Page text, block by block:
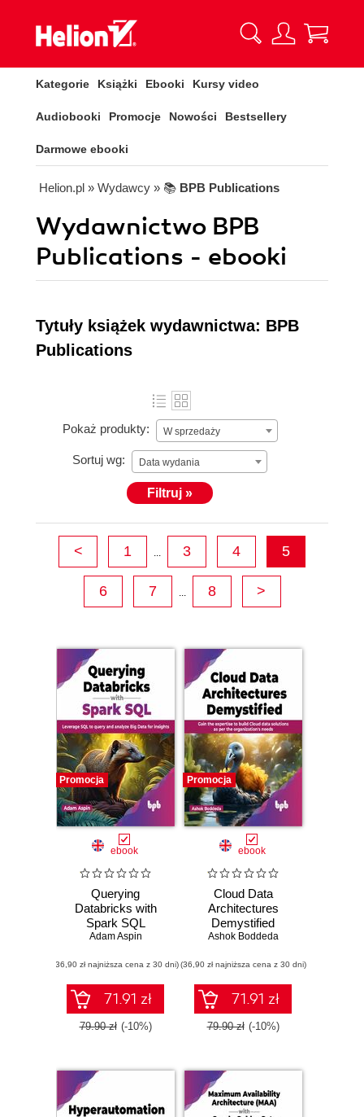
Kategorie Książki Ebooki Kursy video
Audiobooki Promocje Nowości Bestsellery
Darmowe ebooki
Helion.pl » Wydawcy » 📚 BPB Publications
Wydawnictwo BPB
Publications - ebooki
Tytuły książek wydawnictwa: BPB
Publications
Pokaż produkty: W sprzedaży
Sortuj wg: Data wydania
Filtruj »
< 1 ... 3 4 5
6 7 ... 8 >
Promocja
ebook
Querying
Databricks with
Spark SQL
Adam Aspin
(36,90 zł najniższa cena z 30 dni)
71.91 zł
79.90 zł (-10%)
Promocja
ebook
Cloud Data
Architectures
Demystified
Ashok Boddeda
(36,90 zł najniższa cena z 30 dni)
71.91 zł
79.90 zł (-10%)